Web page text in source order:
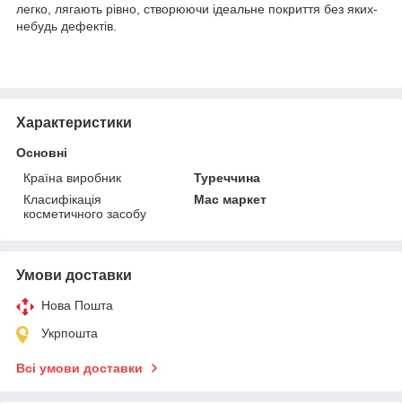
легко, лягають рівно, створюючи ідеальне покриття без яких-
небудь дефектів.
Характеристики
Основні
Країна виробник
Туреччина
Класифікація
косметичного засобу
Мас маркет
Умови доставки
Нова Пошта
Укрпошта
Всі умови доставки